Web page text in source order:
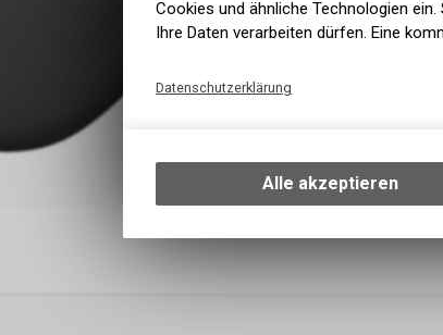
Cookies und ähnliche Technologien
Ihre Daten verarbeiten dürfen. Eine
Datenschutzerklärung
Ihrem Gerät, um die
Verwendung des
zulassen.
Alle akzeptieren